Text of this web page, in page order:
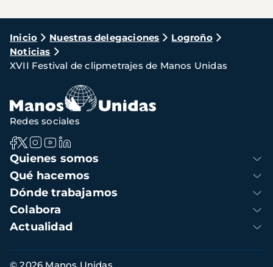
Ruta
de
navegación
Inicio Nuestras delegaciones
Logroño
Noticias
XVII Festival de clipmetrajes de Manos Unidas
Navegación
principal
Quienes somos
Qué hacemos
Dónde trabajamos
Colabora
Actualidad
Redes sociales
Información